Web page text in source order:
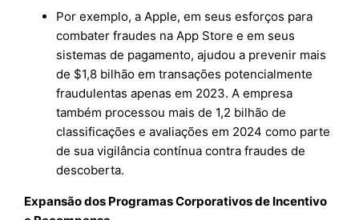
Por exemplo, a Apple, em seus esforços para
combater fraudes na App Store e em seus
sistemas de pagamento, ajudou a prevenir mais
de $1,8 bilhão em transações potencialmente
fraudulentas apenas em 2023. A empresa
também processou mais de 1,2 bilhão de
classificações e avaliações em 2024 como parte
de sua vigilância contínua contra fraudes de
descoberta.
Expansão dos Programas Corporativos de Incentivo